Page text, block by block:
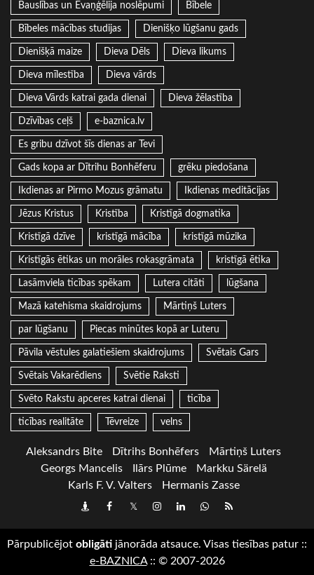
Bauslības un Evaņģēlija noslēpumi Bībele
Bībeles mācības studijas Dienišķo lūgšanu gads
Dienišķā maize Dieva Dēls Dieva likums
Dieva mīlestība Dieva vārds
Dieva Vārds katrai gada dienai Dieva žēlastība
Dzīvības ceļš e-baznica.lv
Es gribu dzīvot šīs dienas ar Tevi
Gads kopa ar Dītrihu Bonhēferu grēku piedošana
Ikdienas ar Pirmo Mozus grāmatu Ikdienas meditācijas
Jēzus Kristus Kristība Kristīgā dogmatika
Kristīgā dzīve kristīgā mācība kristīgā mūzika
Kristīgās ētikas un morāles rokasgrāmata kristīgā ētika
Lasāmviela ticības spēkam Lutera citāti lūgšana
Mazā katehisma skaidrojums Mārtiņš Luters
par lūgšanu Piecas minūtes kopā ar Luteru
Pāvila vēstules galatiešiem skaidrojums Svētais Gars
Svētais Vakarēdiens Svētie Raksti
Svēto Rakstu apceres katrai dienai ticība
ticības realitāte Tēvreize velns
Aleksandrs Bite Dītrihs Bonhēfers
Mārtiņš Luters
Georgs Mancelis
Ilārs Plūme
Markku Särelä
Karls F. V. Valters
Hermanis Zasse
DraugiemFacebook
TwitterInstagram
LinkedInwhatsapp
RSS
Pārpublicējot obligāti jānorāda atsauce. Visas tiesības patur ::
e-BAZNICA:: © 2007-2026